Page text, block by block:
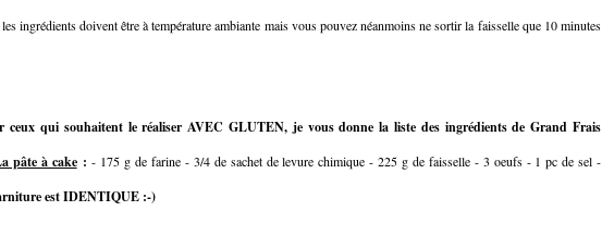
ingrédients doivent être à température ambiante mais vous pouvez néanmoins ne sortir la faisselle que 10 minutes
ceux qui souhaitent le réaliser AVEC GLUTEN, je vous donne la liste des ingrédients de Grand Frais
pâte à cake:- 175 g de farine - 3/4 de sachet de levure chimique - 225 g de faisselle - 3 oeufs - 1 pc de sel -
est IDENTIQUE :-)